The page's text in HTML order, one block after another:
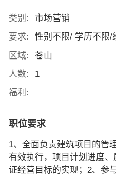
类别:
市场营销
要求:
性别不限/ 学历不限/
区域:
苍山
人数:
1
福利:
职位要求
1、全面负责建筑项目的管
有效执行，项目计划进度
证经营目标的实现；2、参